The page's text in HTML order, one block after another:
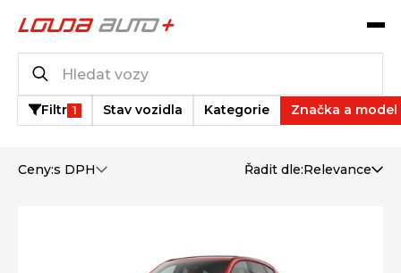
Filtr 1 Stav vozidla Kategorie Značka a model
Ceny:s DPH Řadit dle:Relevance